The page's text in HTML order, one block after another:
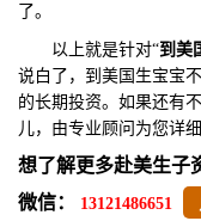
了。
以上就是针对“到美
说白了，到美国生宝宝
的长期投资。如果还有
儿，由专业顾问为您详细
想了解更多赴美生子
微信：
13121486651